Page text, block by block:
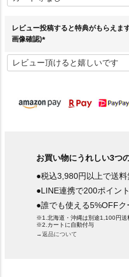
須
レビュー投稿すると特典がもらえ
画像確認)
必
須
お買い物にうれしい3つ
●税込3,980円以上で送
●LINE連携で200ポイン
●誰でも使える5%OFF
※1.北海道・沖縄は別途1,100円送
※2.カートに自動付与
→返品について